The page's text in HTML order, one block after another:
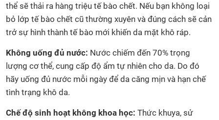
thể sẽ thải ra hàng triệu tế bào chết. Nếu bạn không loại
bỏ lớp tế bào chết cũ thường xuyên và đúng cách sẽ cản
trở sự hình thành tế bào mới khiến da mặt khô ráp.
Không uống đủ nước: Nước chiếm đến 70% trọng
lượng cơ thể, cung cấp độ ẩm tự nhiên cho da. Do đó
hãy uống đủ nước mỗi ngày để da căng mịn và hạn chế
tình trạng khô da.
Chế độ sinh hoạt không khoa học: Thức khuya, sử